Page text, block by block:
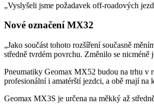
„Vyslyšeli jsme požadavek off-roadových
Nové označení MX32
„Jako součást tohoto rozšíření současně
středně tvrdém povrchu. Změnilo se nicméně
Pneumatiky Geomax MX52 budou na trhu v
profesionální i amatérští jezdci, a obě mají
Geomax MX3S je určena na měkký až